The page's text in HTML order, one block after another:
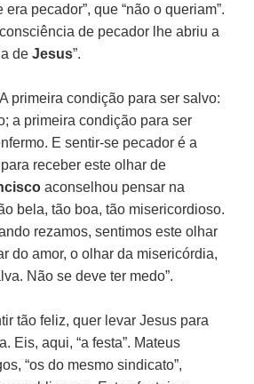
era pecador”, que “não o queriam”.
de pecador lhe abriu a
deJesus”.
primeira condição para ser salvo:
a primeira condição para ser
E sentir-se pecador é a
receber este olhar de
aconselhou pensar na
bela, tão boa, tão misericordioso.
rezamos, sentimos este olhar
do amor, o olhar da misericórdia,
Não se deve ter medo”.
tão feliz, quer levar Jesus para
Eis, aqui, “a festa”. Mateus
“os do mesmo sindicato”,